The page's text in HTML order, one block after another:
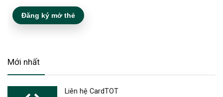
Đăng ký mở thẻ
Mới nhất
Liên hệ CardTOT